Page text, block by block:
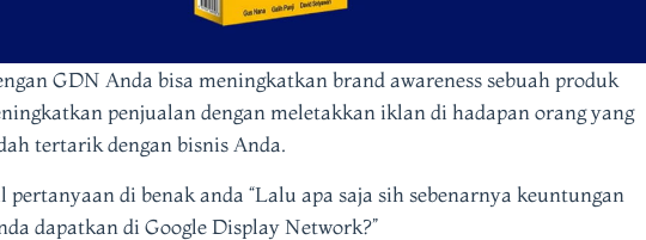
GDN Anda bisa meningkatkan brand awareness sebuah produk
penjualan dengan meletakkan iklan di hadapan orang yang
tertarik dengan bisnis Anda.
di benak anda “Lalu apa saja sih sebenarnya keuntungan
dapatkan di Google Display Network?”